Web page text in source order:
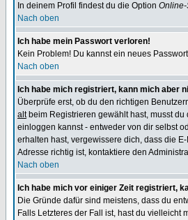
In deinem Profil findest du die Option Online-
Nach oben
Ich habe mein Passwort verloren!
Kein Problem! Du kannst ein neues
Nach oben
Ich habe mich registriert, kann mich aber
Überprüfe erst, ob du den richtigen
altbeim Registrieren gewählt hast, musst du
einloggen kannst - entweder von dir selbst
erhalten hast, vergewissere dich, dass die
Adresse richtig ist, kontaktiere den
Nach oben
Ich habe mich vor einiger Zeit registriert,
Die Gründe dafür sind meistens, dass du
Falls Letzteres der Fall ist, hast du vielleicht